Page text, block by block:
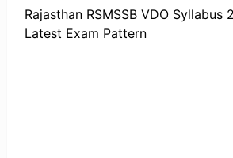
Rajasthan RSMSSB VDO Syllabus
Latest Exam Pattern